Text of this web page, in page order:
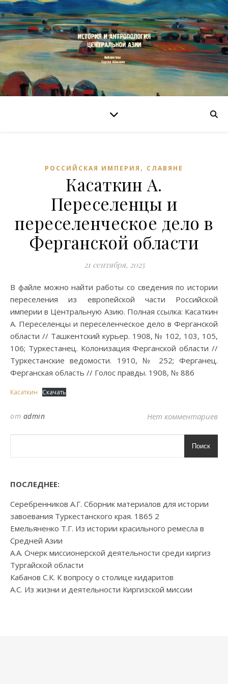
РОССИЙСКАЯ ИМПЕРИЯ , СЛАВЯНЕ
Касаткин А.
Переселенцы и
переселенческое дело в
Ферганской области
21 сентября, 2025
В файле можно найти работы со сведения по истории
переселения из европейской части Российской
империи в Центральную Азию. Полная ссылка: Касаткин
А. Переселенцы и переселенческое дело в Ферганской
области // Ташкентский курьер. 1908, № 102, 103, 105,
106; Туркестанец. Колонизация Ферганской области //
Туркестанские ведомости. 1910, № 252; Ферганец.
Ферганская область // Голос правды. 1908, № 886
Касаткин Скачать
от admin Нет комментариев
Поиск
ПОСЛЕДНЕЕ:
Серебренников А.Г. Сборник материалов для истории
завоевания Туркестанского края. 1865 2
Емельяненко Т.Г. Из истории красильного ремесла в
Средней Азии
А.А. Очерк миссионерской деятельности среди киргиз
Тургайской области
Кабанов С.К. К вопросу о столице кидаритов
А.С. Из жизни и деятельности Киргизской миссии